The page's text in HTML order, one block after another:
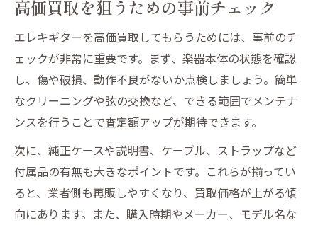
高価買取を狙うための事前チェック
エレキギターを高価買取してもらうためには、事前のチ
ェックが非常に重要です。まず、楽器本体の状態を確認
し、傷や破損、動作不良がないか点検しましょう。簡単
なクリーニングや弦の交換など、できる範囲でメンテナ
ンスを行うことで査定額アップが期待できます。
次に、純正ケースや説明書、ケーブル、ストラップなど
付属品の有無も大きなポイントです。これらが揃ってい
ると、業者側も再販しやすくなり、買取価格が上がる傾
向にあります。また、購入時期やメーカー、モデル名な